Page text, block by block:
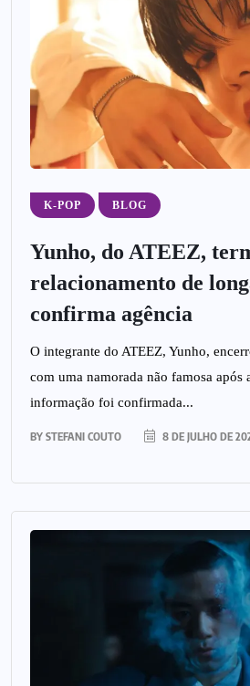
K-POP BLOG
Yunho, do ATEEZ,
relacionamento de
confirma agência
O integrante do ATEEZ, Yunho,
com uma namorada não famosa após
informação foi confirmada...
BY STEFANI COUTO 8 DE JULHO DE